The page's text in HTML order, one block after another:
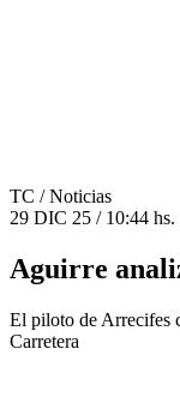
TC / Noticias
29 DIC 25 / 10:44 hs.
Aguirre
El piloto de Arrecifes
Carretera